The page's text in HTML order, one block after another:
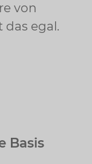
von
das egal.
Basis